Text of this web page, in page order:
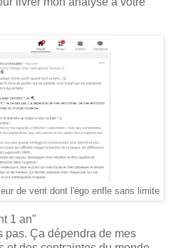
de vent dont l'égo enfle sans limite
1 an"
pas. Ça dépendra de mes